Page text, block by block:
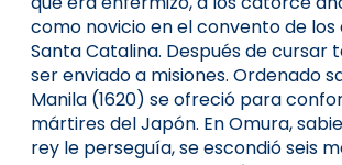
como novicio en el convento de los
Santa Catalina. Después de cursar
ser enviado a misiones. Ordenado
Manila (1620) se ofreció para
mártires del Japón. En Omura,
rey le perseguía, se escondió seis